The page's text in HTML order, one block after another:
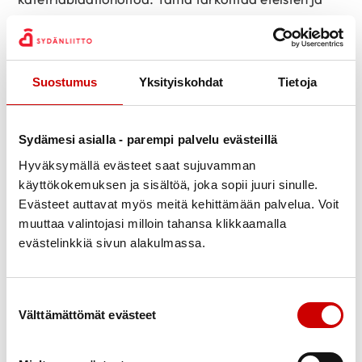
Suostumus Yksityiskohdat Tietoja
Sydämesi asialla - parempi palvelu evästeillä
Hyväksymällä evästeet saat sujuvamman
käyttökokemuksen ja sisältöä, joka sopii juuri sinulle.
Evästeet auttavat myös meitä kehittämään palvelua. Voit
muuttaa valintojasi milloin tahansa klikkaamalla
evästelinkkiä sivun alakulmassa.
Välttämättömät evästeet
sähköjohdon täydellistä katkaisua. Toimenpide
edellyttäätahdistinta. Eteiset jäävät värinätilaan, ja
tahdistin määrää sydämen sykkeen. Toimenpide on
peruuttamaton, mutta auttaa potilasta, koska sydän
eteis-kammiosolmukkeen katetrihoidosta
Elämä pysyvän eteisvärinän
kanssa
Vaikka eteisvärinä on vallitsevana rytminä, se ei
elämän toiminnot ovat sallittuja. Vaikka eteisvärinä
jää vallitsevaksi rytmiksi eikä rytminsiirtoja tai muita
normaaliin rytmiin tähtääviä toimia enää tehdä,